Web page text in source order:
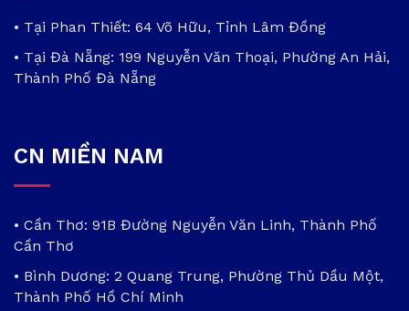
• Tại Phan Thiết: 64 Võ Hữu, Tỉnh Lâm Đồng
• Tại Đà Nẵng: 199 Nguyễn Văn Thoại, Phường An Hải,
Thành Phố Đà Nẵng
CN MIỀN NAM
• Cần Thơ: 91B Đường Nguyễn Văn Linh, Thành Phố
Cần Thơ
• Bình Dương: 2 Quang Trung, Phường Thủ Dầu Một,
Thành Phố Hồ Chí Minh